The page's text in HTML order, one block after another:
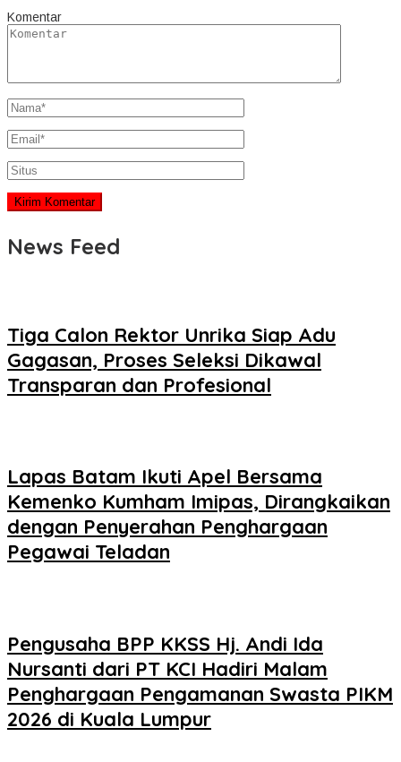
Komentar
News Feed
Tiga Calon Rektor Unrika Siap Adu
Gagasan, Proses Seleksi Dikawal
Transparan dan Profesional
Lapas Batam Ikuti Apel Bersama
Kemenko Kumham Imipas, Dirangkaikan
dengan Penyerahan Penghargaan
Pegawai Teladan
Pengusaha BPP KKSS Hj. Andi Ida
Nursanti dari PT KCI Hadiri Malam
Penghargaan Pengamanan Swasta PIKM
2026 di Kuala Lumpur